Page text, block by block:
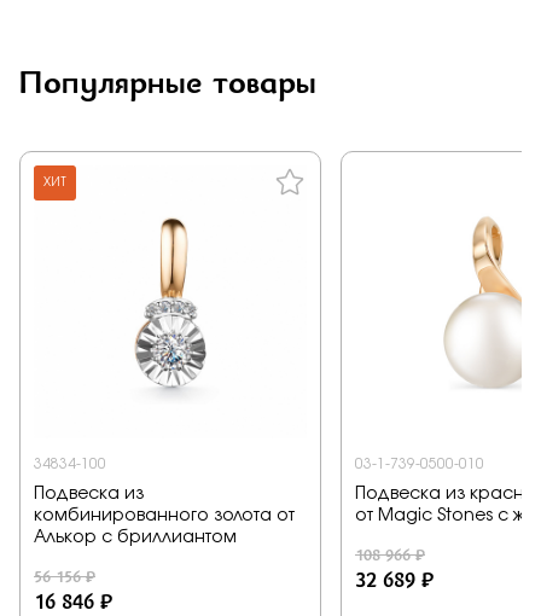
Популярные товары
ХИТ
34834-100
Подвеска из
комбинированного золота от
Алькор с бриллиантом
56 156 ₽
16 846 ₽
03-1-739-0500-010
Подвеска из
от Magic Stones с
108 966 ₽
32 689 ₽
Подтверждаю, что я ознакомлен и согласен с условиями
политики конфиденциальности